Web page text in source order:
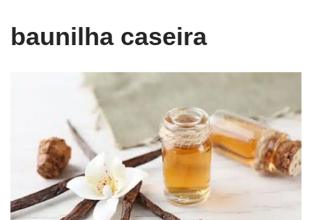
baunilha caseira